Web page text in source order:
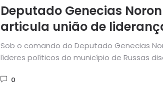
Deputado Genecias
articula união de
Russas visando o pleito de
Sob o comando do Deputado Genecias
líderes políticos do município de Russas
0